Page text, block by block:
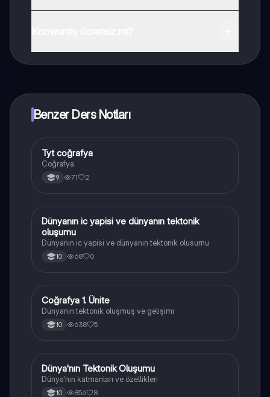
Benzer Ders Notları
Coğrafya
Tyt coğrafya
Coğrafya
9 71 2
Coğrafya
Dünyanın ic yapisi ve dünyanın tektonik
oluşumu
Dünyanın ic yapisi ve dünyanın tektonik olusumu
10 68 0
Coğrafya
Coğrafya 1. Ünite
Dünyanın tektonik oluşmuş ve gelişimi
10 638 5
Coğrafya
Dünya'nın Tektonik Oluşumu
Dünya'nın katmanları ve özellikleri
10 856 8